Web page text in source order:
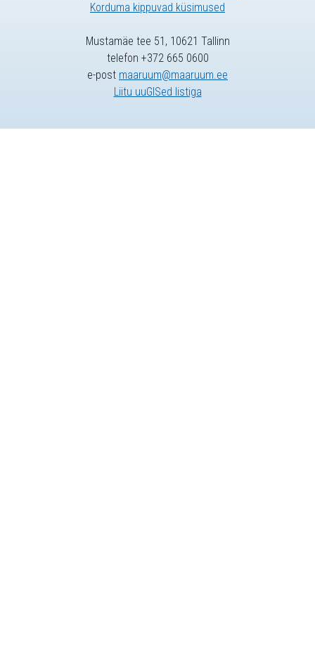
Korduma kippuvad küsimused
Mustamäe tee 51, 10621 Tallinn
telefon +372 665 0600
e-post maaruum@maaruum.ee
Liitu uuGISed listiga